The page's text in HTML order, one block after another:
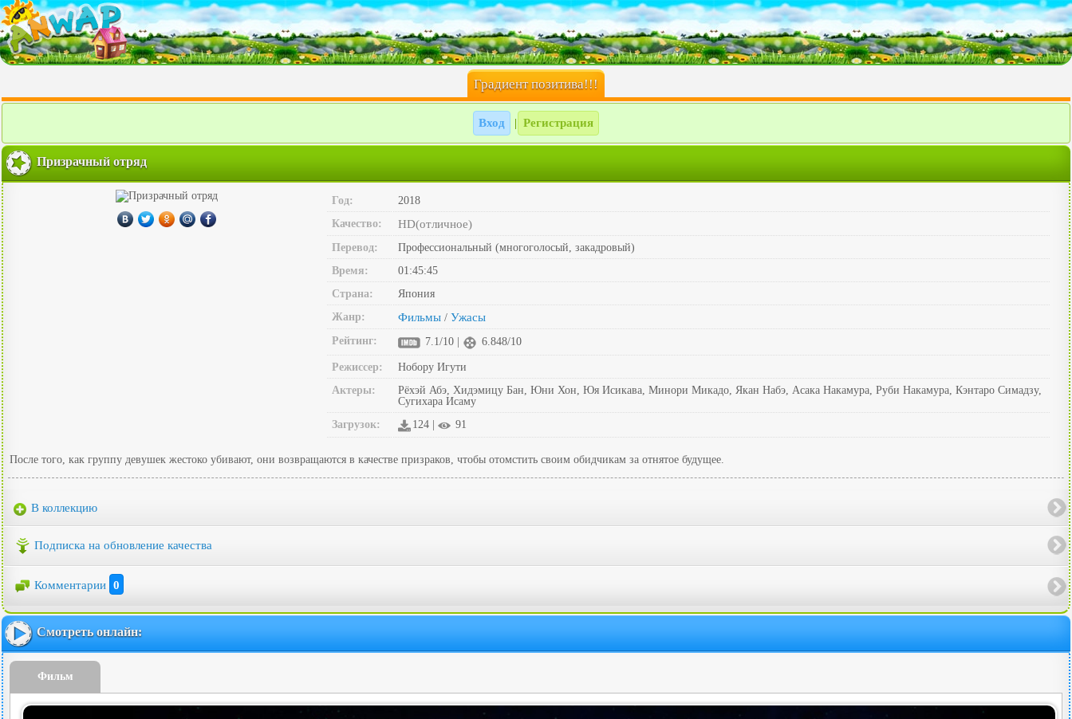
Градиент позитива!!!
Вход Регистрация
Призрачный отряд
Год:
2018
Качество:
HD(отличное)
Перевод:
Профессиональный (многоголосый, закадровый)
Время:
01:45:45
Страна:
Япония
Жанр:
Фильмы / Ужасы
Рейтинг: 7.1/10 | 6.848/10
Режиссер:
Нобору Игути
Актеры:
Рёхэй Абэ, Хидэмицу Бан, Юни Хон, Юя Исикава, Минори Микадо, Якан Набэ, Асака Накамура, Руби Накамура, Кэнтаро Симадзу,
Сугихара Исаму
Загрузок:
124 | 91
После того, как группу девушек жестоко убивают, они возвращаются в качестве призраков, чтобы отомстить своим обидчикам за отнятое будущее.
В коллекцию
Подписка на обновление качества
Комментарии 0
Смотреть онлайн:
Фильм